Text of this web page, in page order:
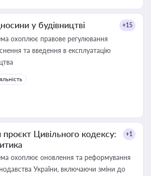
у будівництві +15
охоплює правове регулювання
та введення в експлуатацію
Цивільного кодексу:
+1
охоплює оновлення та реформування
України, включаючи зміни до